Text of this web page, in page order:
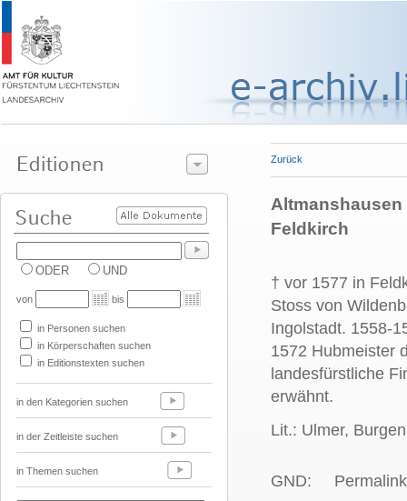
ODER UND
von bis
in Personen suchen
in Körperschaften suchen
in Editionstexten suchen
in den Kategorien suchen
in der Zeitleiste suchen
in Themen suchen
Zurück
Feldkirch
† vor 1577 in
Stoss von
Ingolstadt. 1558-
1572 Hubmeister
landesfürstliche
erwähnt.
Lit.: Ulmer,
GND: